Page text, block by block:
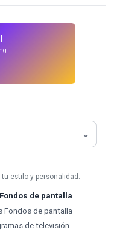
estilo y personalidad.
de pantalla
Fondos de pantalla
de televisión